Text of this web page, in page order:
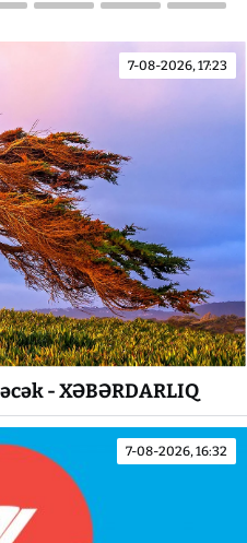
7-08-2026, 17:23
- XƏBƏRDARLIQ
7-08-2026, 16:32